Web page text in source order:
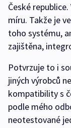
České
míru. Takže je
toho systému,
zajištěna,
Potvrzuje to i
jiných výrobců
kompatibility s
podle mého
neotestované